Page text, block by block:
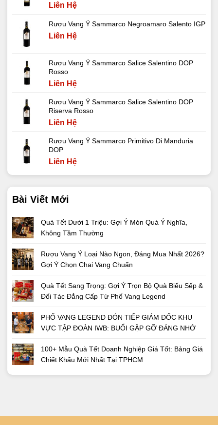
Liên Hệ
Rượu Vang Ý Sammarco Negroamaro Salento IGP
Liên Hệ
Rượu Vang Ý Sammarco Salice Salentino DOP
Rosso
Liên Hệ
Rượu Vang Ý Sammarco Salice Salentino DOP
Riserva Rosso
Liên Hệ
Rượu Vang Ý Sammarco Primitivo Di Manduria
DOP
Liên Hệ
Bài Viết Mới
Quà Tết Dưới 1 Triệu: Gợi Ý Món Quà Ý Nghĩa,
Không Tầm Thường
Rượu Vang Ý Loại Nào Ngon, Đáng Mua Nhất 2026?
Gợi Ý Chọn Chai Vang Chuẩn
Quà Tết Sang Trọng: Gợi Ý Trọn Bộ Quà Biếu Sếp &
Đối Tác Đẳng Cấp Từ Phố Vang Legend
PHỐ VANG LEGEND ĐÓN TIẾP GIÁM ĐỐC KHU
VỰC TẬP ĐOÀN IWB: BUỔI GẶP GỠ ĐÁNG NHỚ
100+ Mẫu Quà Tết Doanh Nghiệp Giá Tốt: Bảng Giá
Chiết Khấu Mới Nhất Tại TPHCM